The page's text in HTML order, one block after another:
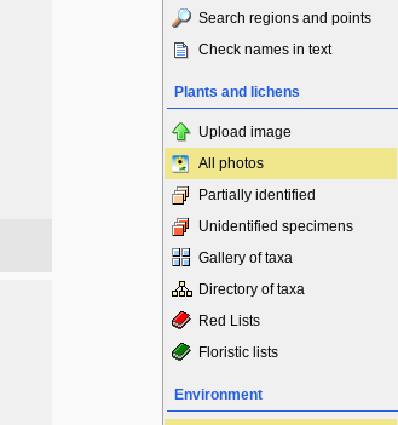
Search regions and points
Check names in text
Plants and lichens
Upload image
All photos
Partially identified
Unidentified specimens
Gallery of taxa
Directory of taxa
Red Lists
Floristic lists
Environment